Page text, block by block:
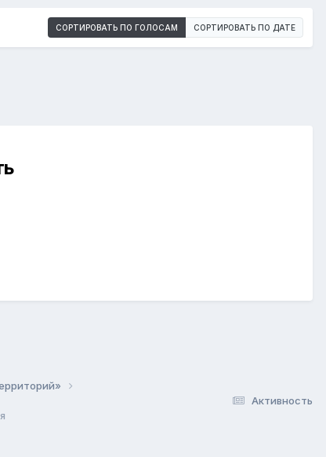
СОРТИРОВАТЬ ПО ГОЛОСАМ СОРТИРОВАТЬ ПО ДАТЕ
Активность